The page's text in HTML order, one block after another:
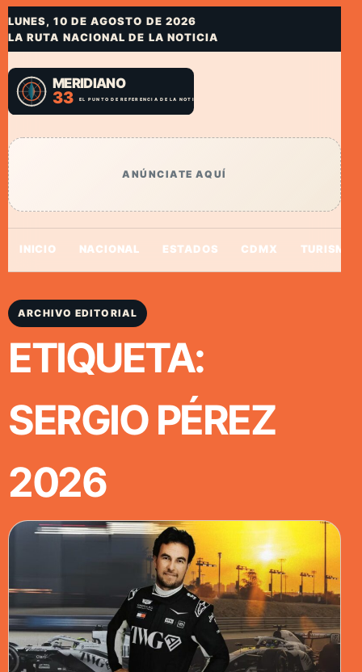
LUNES, 10 DE AGOSTO DE 2026
LA RUTA NACIONAL DE LA NOTICIA
ANÚNCIATE AQUÍ
INICIO NACIONAL ESTADOS CDMX TURISMO
ARCHIVO EDITORIAL
ETIQUETA:
SERGIO PÉREZ
2026